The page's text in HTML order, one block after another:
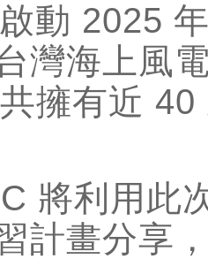
動 2025
灣海上風
擁有近
將利用此
計畫分享